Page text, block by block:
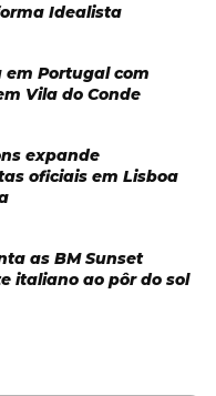
Idealista
em Portugal com
Vila do Conde
expande
oficiais em Lisboa
as BM Sunset
italiano ao pôr do sol